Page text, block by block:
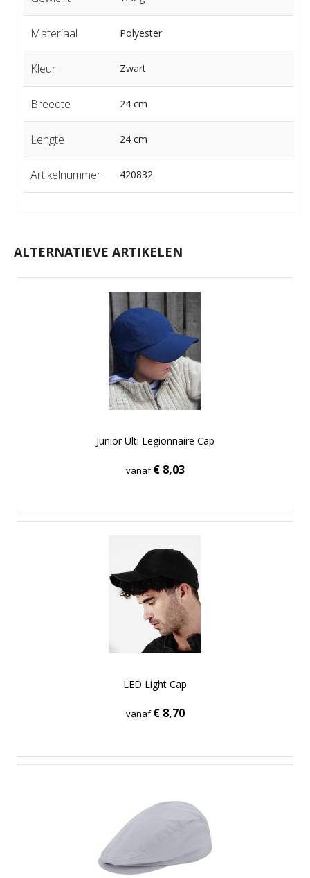
Materiaal Polyester
Kleur Zwart
Breedte 24 cm
Lengte 24 cm
Artikelnummer 420832
ALTERNATIEVE ARTIKELEN
Junior Ulti Legionnaire Cap
vanaf€ 8,03
LED Light Cap
vanaf€ 8,70